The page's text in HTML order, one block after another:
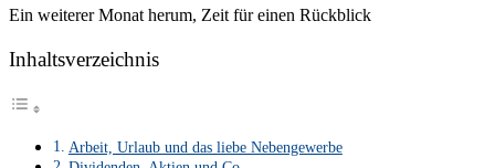
Ein weiterer Monat herum, Zeit für einen Rückblick
Inhaltsverzeichnis
Arbeit, Urlaub und das liebe Nebengewerbe